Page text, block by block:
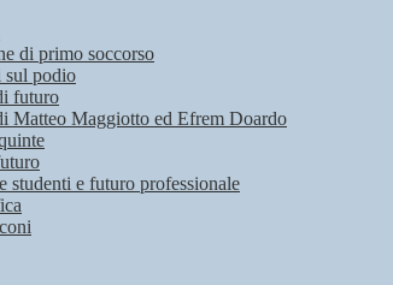
di primo soccorso
sul podio
futuro
Matteo Maggiotto ed Efrem Doardo
studenti e futuro professionale